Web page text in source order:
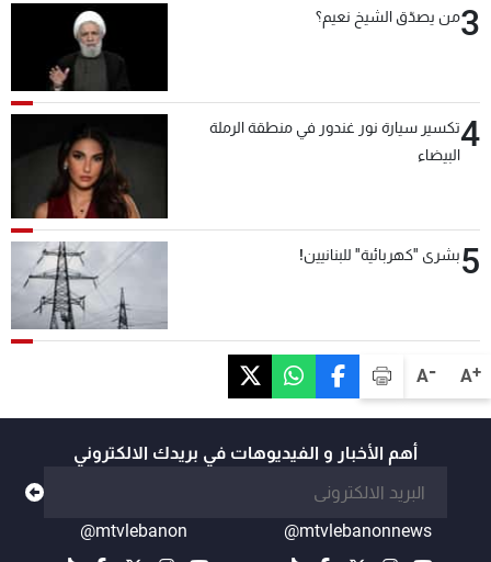
A+
A-
3من يصدّق الشيخ نعيم؟
4تكسير سيارة نور غندور في منطقة الرملة
البيضاء
5بشرى "كهربائية" للبنانيين!
أهم الأخبار و الفيديوهات في بريدك الالكتروني
@mtvlebanonnews
@mtvlebanon